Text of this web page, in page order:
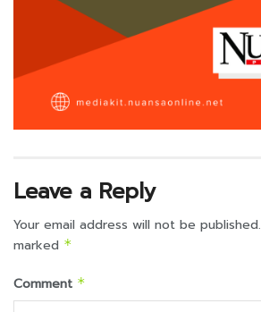
Leave a Reply
Your email address will not be published.
marked *
Comment *